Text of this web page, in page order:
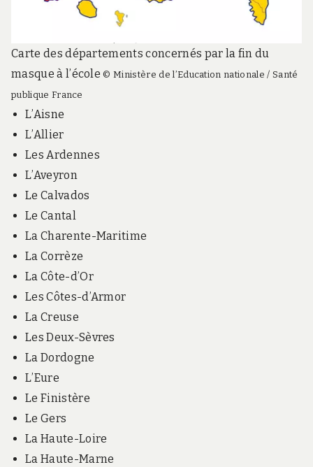
Carte des départements concernés par la fin du
masque à l’école © Ministère de l’Education nationale / Santé
publique France
L’Aisne
L’Allier
Les Ardennes
L’Aveyron
Le Calvados
Le Cantal
La Charente-Maritime
La Corrèze
La Côte-d’Or
Les Côtes-d’Armor
La Creuse
Les Deux-Sèvres
La Dordogne
L’Eure
Le Finistère
Le Gers
La Haute-Loire
La Haute-Marne